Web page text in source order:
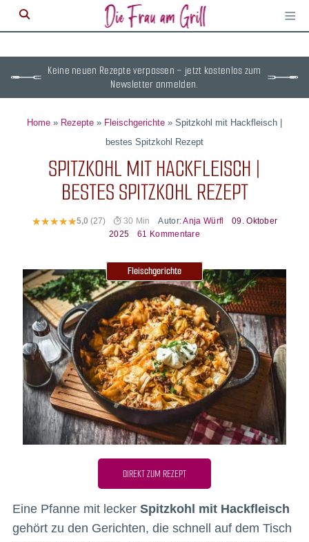
≡
Keine neuen Rezepte verpassen – jetzt kostenlos zum
Newsletter anmelden.
Home » Rezepte » Fleischgerichte » Spitzkohl mit Hackfleisch |
bestes Spitzkohl Rezept
SPITZKOHL MIT HACKFLEISCH |
BESTES SPITZKOHL REZEPT
5,0 (27) 30 Min Autor:Anja Würfl
09. Oktober
2025
61 Kommentare
Fleischgerichte
DIREKT ZUM REZEPT
Eine Pfanne mit lecker Spitzkohl mit Hackfleisch
gehört zu den Gerichten, die schnell auf dem Tisch